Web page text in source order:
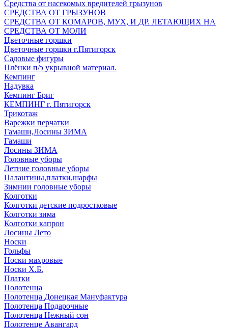
Средства от насекомых вредителей грызунов
СPEДСТВА ОТ ГРЫЗУНОВ
СРЕДСТВА ОТ КОМАРОВ, МУХ, И ДР. ЛЕТАЮЩИХ НА
СРЕДСТВА ОТ МОЛИ
Цветочные горшки
Цветочные горшки г.Пятигорск
Садовые фигуры
Плёнки п/э укрывной материал.
Кемпинг
Надувка
Кемпинг Бриг
КЕМПИНГ г. Пятигорск
Трикотаж
Варежки перчатки
Гамаши,Лосины ЗИМА
Гамаши
Лосины ЗИМА
Головные уборы
Летние головные уборы
Палантины,платки,шарфы
Зимнии головные уборы
Колготки
Колготки детские подростковые
Колготки зима
Колготки капрон
Лосины Лето
Носки
Гольфы
Носки махровые
Носки Х.Б.
Платки
Полотенца
Полотенца Донецкая Мануфактура
Полотенца Подарочные
Полотенца Нежный сон
Полотенце Авангард